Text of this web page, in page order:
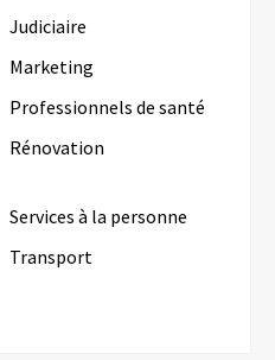
Judiciaire
Marketing
Professionnels de santé
Rénovation
Services à la personne
Transport